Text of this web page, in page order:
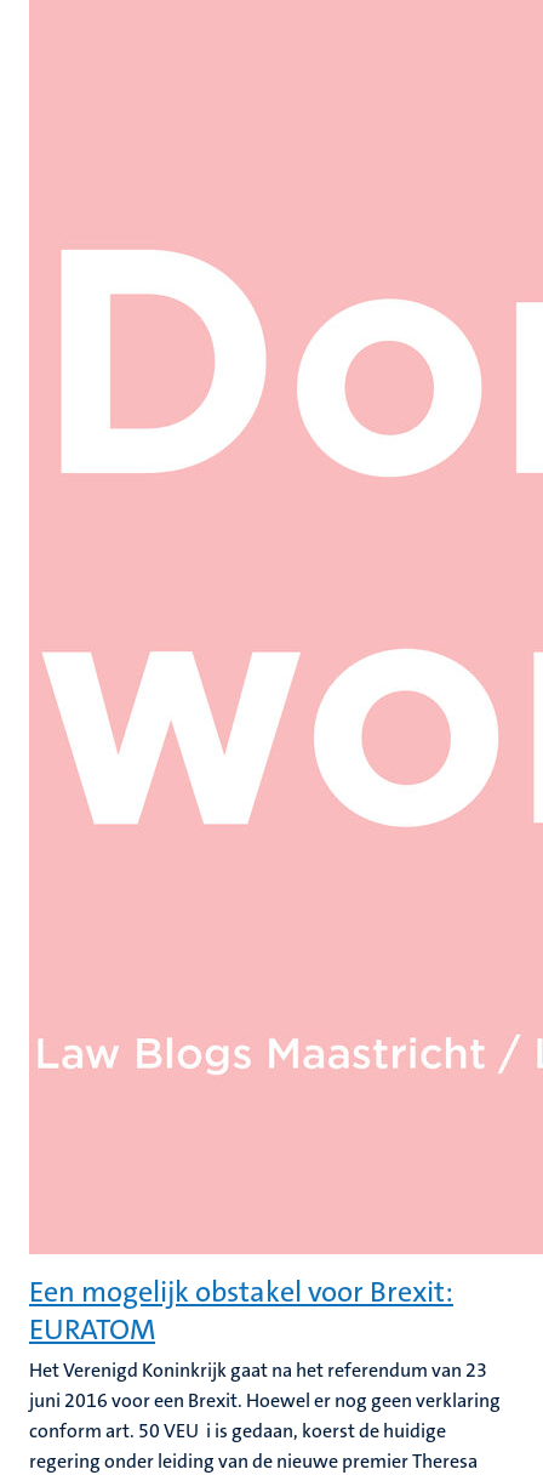
Een mogelijk obstakel voor Brexit:
EURATOM
Het Verenigd Koninkrijk gaat na het referendum van 23
juni 2016 voor een Brexit. Hoewel er nog geen verklaring
conform art. 50 VEU i is gedaan, koerst de huidige
regering onder leiding van de nieuwe premier Theresa